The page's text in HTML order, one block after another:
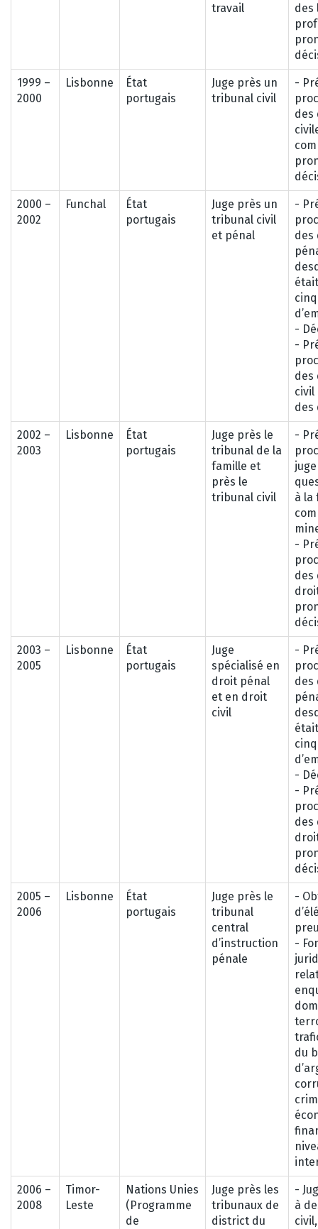
travail
des
1999 –
2000
Lisbonne
État
portugais
Juge près un
tribunal civil
-
des
2000 –
2002
Funchal
État
portugais
Juge près un
tribunal civil
et pénal
-
des
-
-
des
civil
des
2002 –
2003
Lisbonne
État
portugais
Juge près le
tribunal de la
famille et
près le
tribunal civil
-
à la
-
des
2003 –
2005
Lisbonne
État
portugais
Juge
spécialisé en
droit pénal
et en droit
civil
-
des
-
-
des
2005 –
2006
Lisbonne
État
portugais
Juge près le
tribunal
central
d’instruction
pénale
-
-
du
2006 –
2008
Timor-
Leste
Nations Unies
(Programme
de
Juge près les
tribunaux de
district du
-
à